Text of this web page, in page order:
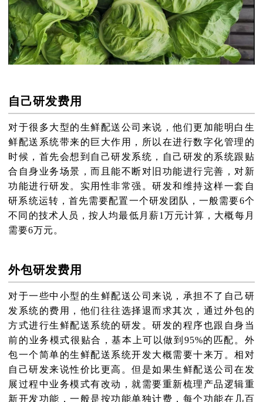
自己研发费用
对于很多大型的生鲜配送公司来说，他们更加能明白生
鲜配送系统带来的巨大作用，所以在进行数字化管理的
时候，首先会想到自己研发系统，自己研发的系统跟贴
合自身业务场景，而且能不断对旧功能进行完善，对新
功能进行研发。实用性非常强。研发和维持这样一套自
研系统运转，首先需要配置一个研发团队，一般需要6个
不同的技术人员，按人均最低月薪1万元计算，大概每月
需要6万元。
外包研发费用
对于一些中小型的生鲜配送公司来说，承担不了自己研
发系统的费用，他们往往选择退而求其次，通过外包的
方式进行生鲜配送系统的研发。研发的程序也跟自身当
前的业务模式很贴合，基本上可以做到95%的匹配。外
包一个简单的生鲜配送系统开发大概需要十来万。相对
自己研发来说性价比更高。但是如果生鲜配送公司在发
展过程中业务模式有改动，就需要重新梳理产品逻辑重
新开发功能，一般是按功能单独计费，每个功能在几百